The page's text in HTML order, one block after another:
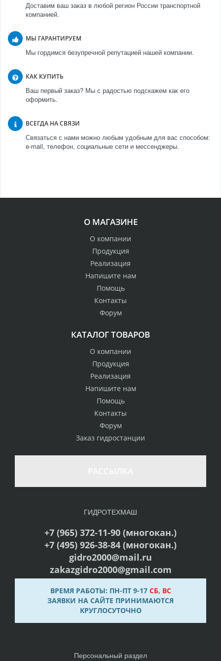
Доставим ваш заказ в любой регион России транспортной
компанией.
МЫ ГАРАНТИРУЕМ
Мы гордимся безупречной репутацией нашей компании.
КАК КУПИТЬ
Ваш первый заказ? Мы с радостью подскажем как его
оформить.
ВСЕГДА НА СВЯЗИ
Связаться с нами можно любым удобным для вас способом:
e-mail, телефон, социальные сети и мессенджеры.
О МАГАЗИНЕ
О компании
Продукция
Реализация
Напишите нам
Помощь
Контакты
Форум
КАТАЛОГ ТОВАРОВ
О компании
Продукция
Реализация
Напишите нам
Помощь
Контакты
Форум
Заказ гидростанции
ГИДРОТЕХМАШ
+7 (965) 372-11-90 (многокан.)
+7 (495) 926-38-84 (многокан.)
gidro2000@mail.ru
zakazgidro2000@gmail.com
ВРЕМЯ РАБОТЫ: ПН-ПТ 9-17 СБ, ВС
ЗАЯВКИ НА САЙТЕ ПРИНИМАЮТСЯ
КРУГЛОСУТОЧНО
Персональный раздел